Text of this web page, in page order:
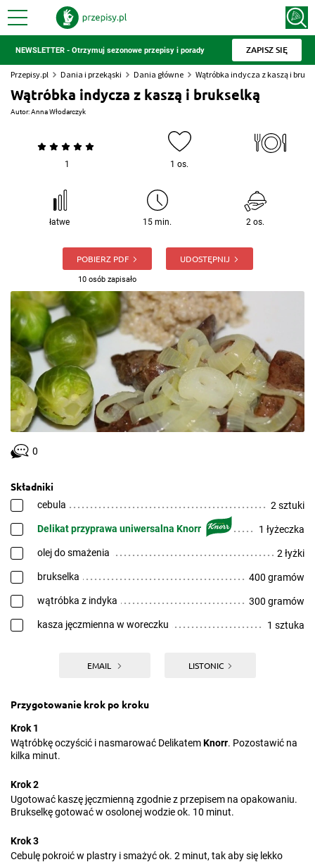
NEWSLETTER - Otrzymuj sezonowe przepisy i porady ZAPISZ SIĘ
Przepisy.pl Dania i przekąski Dania główne Wątróbka indycza z kaszą i
Wątróbka indycza z kaszą i brukselką
Autor:Anna Włodarczyk
1 1 os.
łatwe 15 min. 2 os.
POBIERZ PDF
10 osób zapisało
UDOSTĘPNIJ
0
Składniki
cebula 2 sztuki
Delikat przyprawa uniwersalna Knorr 1 łyżeczka
olej do smażenia 2 łyżki
brukselka 400 gramów
wątróbka z indyka 300 gramów
kasza jęczmienna w woreczku 1 sztuka
EMAIL LISTONIC
Przygotowanie krok po kroku
Krok 1
Wątróbkę oczyścić i nasmarować DelikatemKnorr. Pozostawić na
kilka minut.
Krok 2
Ugotować kaszę jęczmienną zgodnie z przepisem na opakowaniu.
Brukselkę gotować w osolonej wodzie ok. 10 minut.
Krok 3
Cebulę pokroić w plastry i smażyć ok. 2 minut, tak aby się lekko